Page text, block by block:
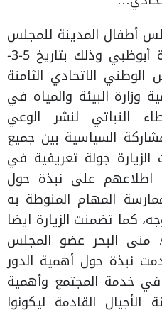
أطفال المدينة للمجلس
الوطني الاتحادي في إمارة أبوظبي وذلك بتاريخ 5-3-
الوطني الاتحادي الثامنة
البيئة والمياه في
النباتي لنشر الوعي
السياسية بين جميع
جولة تعريفية في
اطلاعهم على نبذة حول
المهام المنوطة به
كما تضمنت الزيارة ايضا
منى البحر عضو المجلس
نبذة حول أهمية الدور
خدمة المجتمع وأهمية
القادمة ليكونوا